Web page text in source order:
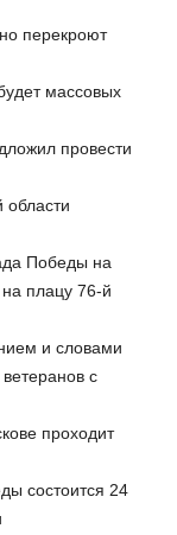
перекроют
массовых
провести
Победы на
плацу 76-й
и словами
с
проходит
состоится 24